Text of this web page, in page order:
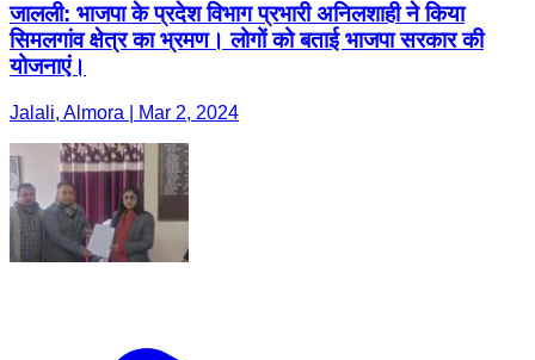
जालली: भाजपा के प्रदेश विभाग प्रभारी अनिलशाही ने किया
सिमलगांव क्षेत्र का भ्रमण। लोगों को बताई भाजपा सरकार की
योजनाएं।
Jalali, Almora | Mar 2, 2024